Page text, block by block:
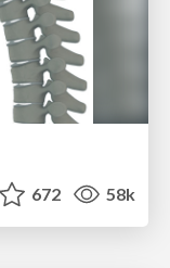
672 58k